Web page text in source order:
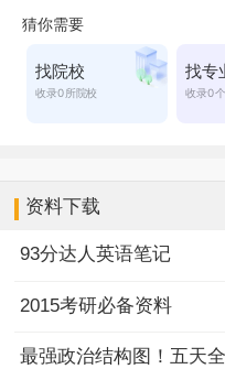
资料下载
93分达人英语笔记
2015考研必备资料